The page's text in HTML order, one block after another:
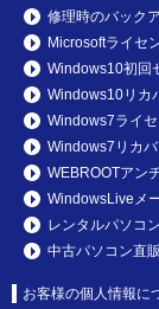
修理時のバック
Microsoftライセ
Windows10初回
Windows10リカ
Windows7ライ
Windows7リカ
WEBROOTアン
WindowsLiveメ
レンタルパソコ
中古パソコン直
お客様の個人情報に